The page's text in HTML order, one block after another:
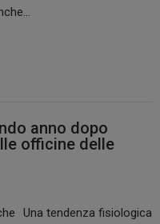
anno dopo
officine delle
Una tendenza fisiologica